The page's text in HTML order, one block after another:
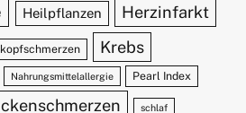
Heilpflanzen Herzinfarkt
kopfschmerzen Krebs
Nahrungsmittelallergie Pearl Index
schlaf